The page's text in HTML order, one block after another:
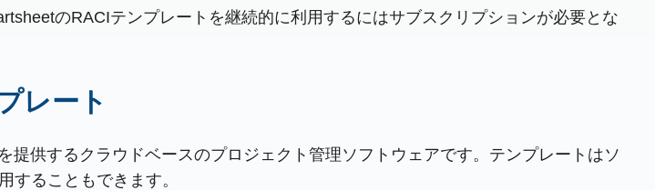
のRACIテンプレートを継続的に利用するにはサブスクリプションが必要とな
レート
供するクラウドベースのプロジェクト管理ソフトウェアです。テンプレートはソ
することもできます。